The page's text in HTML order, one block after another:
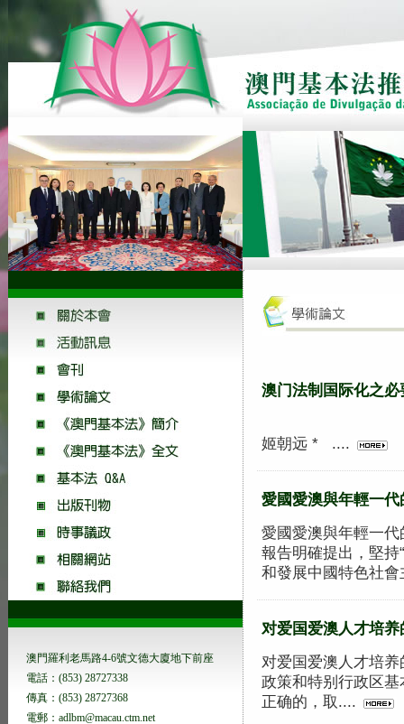
澳門羅利老馬路4-6號文德大廈地下前座
電話：(853) 28727338
傳真：(853) 28727368
電郵：adlbm@macau.ctm.net
澳门法制国际化之
姬朝远 * ....
愛國愛澳與年輕一
愛國愛澳與年輕一
報告明確提出，堅持
和發展中國特色社
对爱国爱澳人才培
对爱国爱澳人才培
政策和特别行政区
正确的，取....